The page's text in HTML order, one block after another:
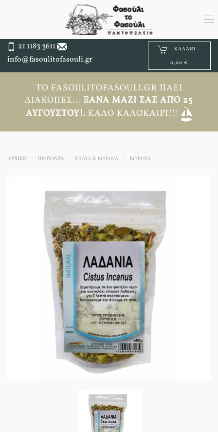
21 1183 3611
info@fasoulitofasouli.gr
ΚΑΛΆΘΙ -
0,00 €
ΤΟ FASOULITOFASOULI.GR ΠΆΕΙ
ΔΙΑΚΟΠΈΣ... ΞΑΝΆ ΜΑΖΊ ΣΑΣ ΑΠΟ 25
ΑΥΓΟΎΣΤΟΥ!. ΚΑΛΌ ΚΑΛΟΚΑΊΡΙ!!!
ΑΡΧΙΚΉ ΠΡΟΪΟΝΤΑ ΕΛΑΙΑ & ΒΟΤΑΝΑ ΒΌΤΑΝΑ